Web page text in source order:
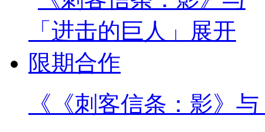
《《刺客信条：影》